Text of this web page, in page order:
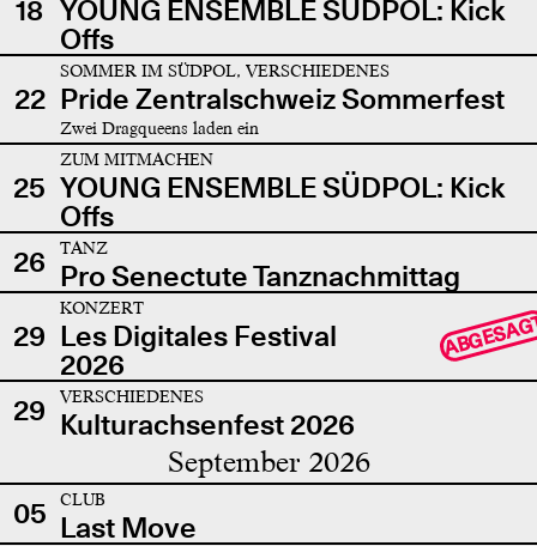
18 YOUNG ENSEMBLE SÜDPOL: Kick
Offs
22
SOMMER IM SÜDPOL, VERSCHIEDENES
Pride Zentralschweiz Sommerfest
Zwei Dragqueens laden ein
25
ZUM MITMACHEN
YOUNG ENSEMBLE SÜDPOL: Kick
Offs
26
TANZ
Pro Senectute Tanznachmittag
29
KONZERT
Les Digitales Festival
2026
29 VERSCHIEDENES
Kulturachsenfest 2026
September 2026
05 CLUB
Last Move